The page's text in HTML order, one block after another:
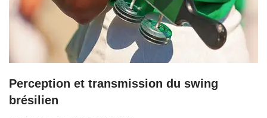
Perception et transmission du swing
brésilien